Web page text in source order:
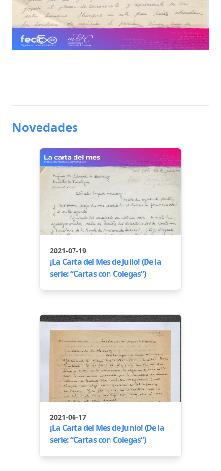
Novedades
2021-07-19
¡La Carta del Mes de Julio! (De la
serie: “Cartas con Colegas”)
2021-06-17
¡La Carta del Mes de Junio! (De la
serie: “Cartas con Colegas”)